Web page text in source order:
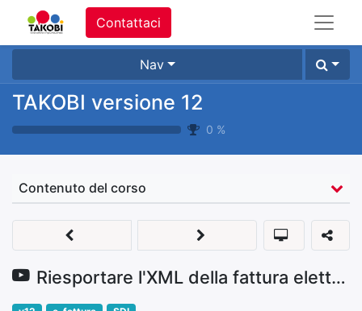
Contattaci
Nav
TAKOBI versione 12
0 %
Contenuto del corso
Riesportare l'XML della fattura elettronica in caso di errore trasmittente